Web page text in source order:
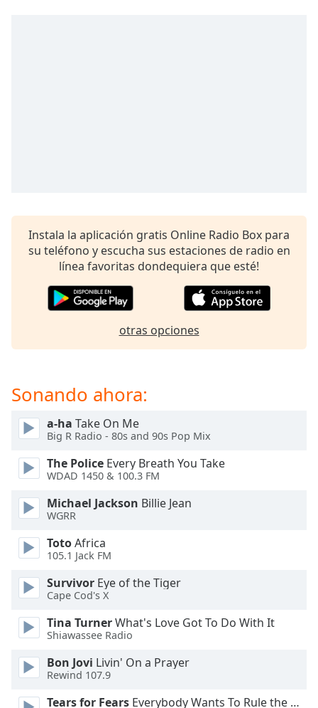
subtitles
settings
opens
subtitles
settings
dialog
subtitles
Picture-
Picture
Fullscreen
This
modal
window.
Beginning
dialog
window.
Escape
and
close
Instala la aplicación gratis Online Radio Box para
su teléfono y escucha sus estaciones de radio en
línea favoritas dondequiera que esté!
otras opciones
Sonando ahora:
a-ha Take On Me
Big R Radio - 80s and 90s Pop Mix
The Police Every Breath You Take
WDAD 1450 & 100.3 FM
Michael Jackson Billie Jean
WGRR
TotoAfrica
105.1 Jack FM
Survivor Eye of the Tiger
Cape Cod's X
Tina TurnerWhat's Love Got To Do With It
Shiawassee Radio
Bon Jovi Livin' On a Prayer
Rewind 107.9
Tears for Fears Everybody Wants To Rule the World